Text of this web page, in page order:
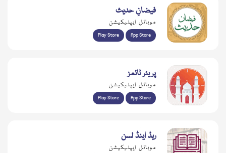
فیضانِ حدیث
موبائل ایپلیکیشن
Play Store App Store
پریئر ٹائمز
موبائل ایپلیکیشن
Play Store App Store
ریڈ اینڈ لسن
موبائل ایپلیکیشن